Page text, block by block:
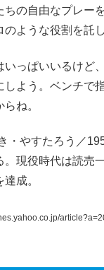
ちの自由なプレー
ような役割を託し
いっぱいいるけど
しよう。ベンチ
ね。
やすたろう／
。現役時代は読売
成。